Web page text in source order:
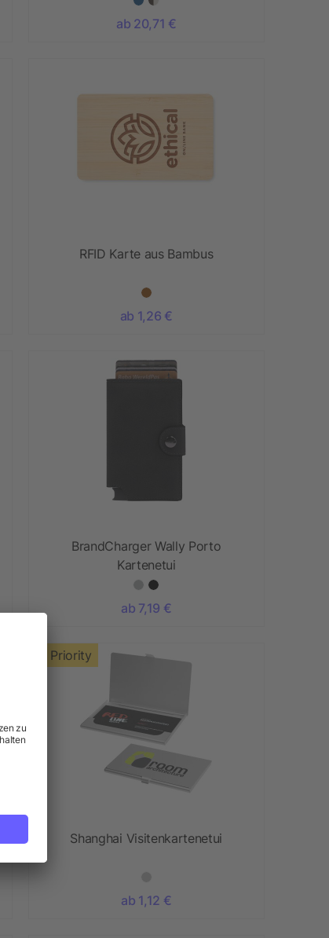
ab 20,71 €
RFID Karte aus Bambus
ab 1,26 €
BrandCharger Wally Porto
Kartenetui
ab 7,19 €
Priority
Shanghai Visitenkartenetui
ab 1,12 €